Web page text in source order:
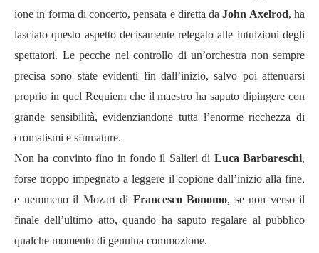
ione in forma di concerto, pensata e diretta daJohn Axelrod, ha
lasciato questo aspetto decisamente relegato alle intuizioni degli
spettatori. Le pecche nel controllo di un’orchestra non sempre
precisa sono state evidenti fin dall’inizio, salvo poi attenuarsi
proprio in quel Requiem che il maestro ha saputo dipingere con
grande sensibilità, evidenziandone tutta l’enorme ricchezza di
cromatismi e sfumature.
Non ha convinto fino in fondo il Salieri di Luca Barbareschi,
forse troppo impegnato a leggere il copione dall’inizio alla fine,
e nemmeno il Mozart di Francesco Bonomo, se non verso il
finale dell’ultimo atto, quando ha saputo regalare al pubblico
qualche momento di genuina commozione.